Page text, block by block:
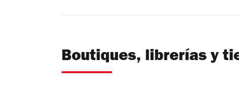
Boutiques, librerías y